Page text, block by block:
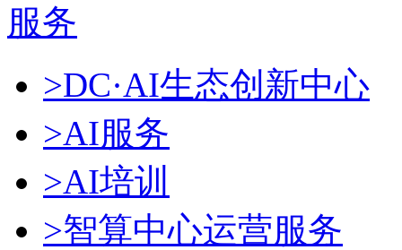
服务
>DC·AI生态创新中心
>AI服务
>AI培训
>智算中心运营服务